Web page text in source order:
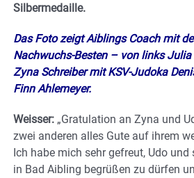
Silbermedaille.
Das Foto zeigt Aiblings Coach mit
Nachwuchs-Besten – von links Julia
Zyna Schreiber mit KSV-Judoka
Finn Ahlemeyer.
Weisser: „Gratulation an Zyna und
zwei anderen alles Gute auf ihrem
Ich habe mich sehr gefreut, Udo
in Bad Aibling begrüßen zu dürfen